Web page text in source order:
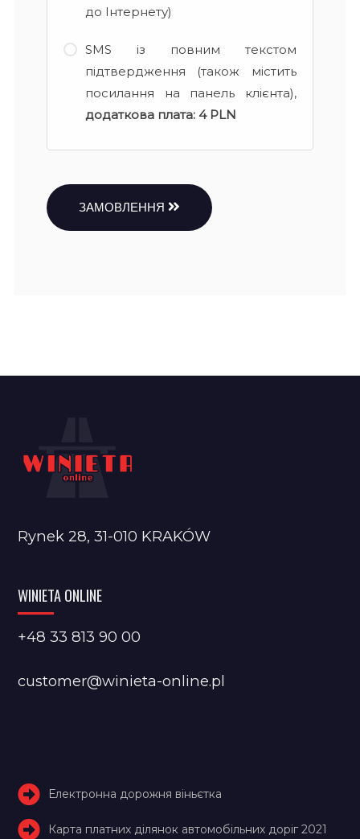
до Інтернету)
SMS із повним текстом
підтвердження (також містить
посилання на панель клієнта),
додаткова плата: 4 PLN
ЗАМОВЛЕННЯ
Rynek 28, 31-010 KRAKÓW
WINIETA ONLINE
+48 33 813 90 00
customer@winieta-online.pl
Електронна дорожня віньєтка
Карта платних ділянок автомобільних доріг 2021